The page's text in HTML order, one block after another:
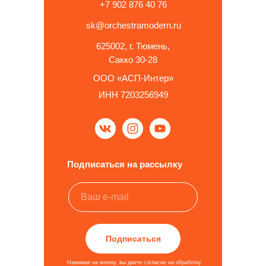
ООО «АСП-Интер»
ИНН 7203256949
sk@orchestramodern.ru
+7 902 876 40 76
625002, г. Тюмень,
Сакко 30-28
Подписаться
Подписаться на рассылку
Нажимая на кнопку, вы даете согласие на обработку